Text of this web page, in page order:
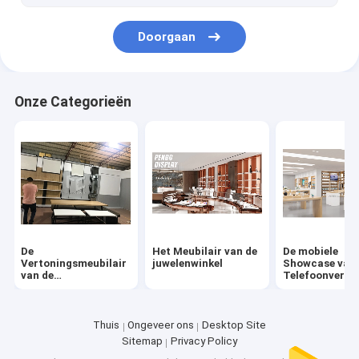
Doorgaan
Onze Categorieën
De
Vertoningsmeubilair
van de
Het Meubilair van de
juwelenwinkel
De mobiele
Showcase van
Thuis Ongeveer ons
Desktop Site
Sitemap
Privacy Policy